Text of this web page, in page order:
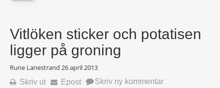
Vitlöken sticker och potatisen
ligger på groning
Rune Lanestrand 26 april 2013
Skriv ut Epost Skriv ny kommentar